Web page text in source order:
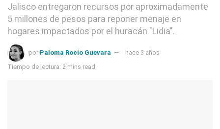
Jalisco entregaron recursos por aproximadamente
5 millones de pesos para reponer menaje en
hogares impactados por el huracán "Lidia".
por Paloma Rocío Guevara
hace 3 años
Tiempo de lectura: 2 mins read